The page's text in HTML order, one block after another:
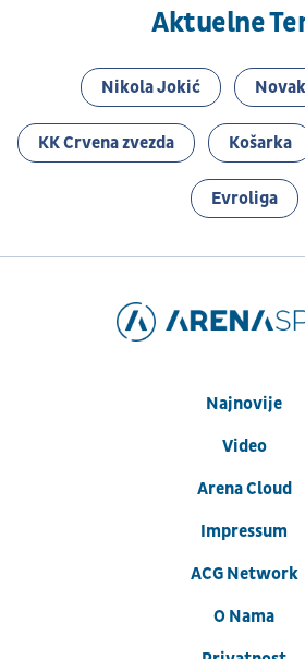
Aktuelne
Nikola Jokić
KK Crvena zvezda Košarka
Evroliga
Najnovije
Video
Arena Cloud
Impressum
ACG Network
O Nama